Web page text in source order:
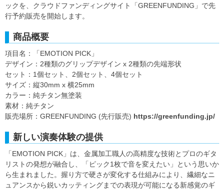
ックを、クラウドファンディングサイト「GREENFUNDING」で先
行予約販売を開始します。
商品概要
項目名：「EMOTION PICK」
デザイン：2種類のグリップデザイン x 2種類の先端形状
セット：1個セット、2個セット、4個セット
サイズ：縦30mm x 横25mm
カラー：純チタン無塗装
素材：純チタン
販売場所：GREENFUNDING (先行販売) https://greenfunding.jp/
新しい演奏体験の提供
「EMOTION PICK」は、金属加工職人の高精度な技術とプロのギタ
リストの発想が融合し、「ピック1枚で音を変えたい」という思いか
ら生まれました。握り方で硬さが変化する仕組みにより、繊細なニ
ュアンスから鋭いカッティングまでの表現が可能になる新感覚のギ